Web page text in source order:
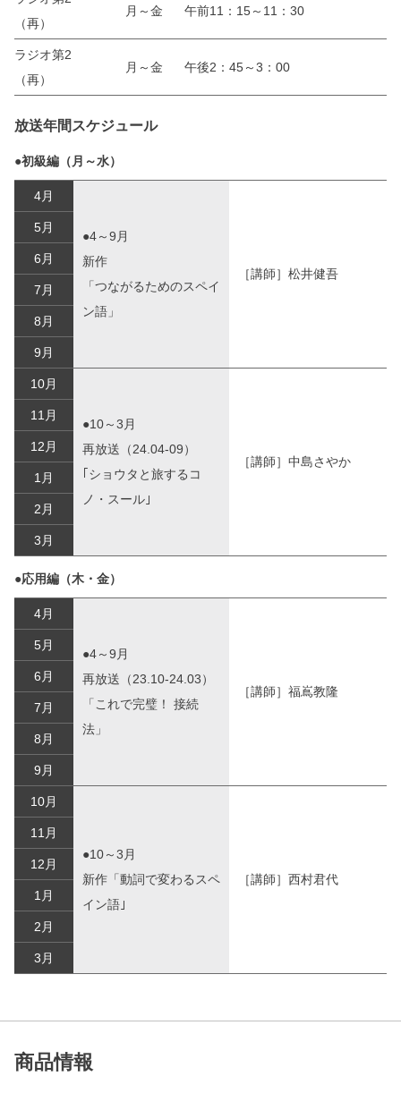
（再）
月～金 午前11：15～11：30
ラジオ第2
（再）
月～金 午後2：45～3：00
放送年間スケジュール
●初級編（月～水）
4月
●4～9月
新作
「つながるためのスペイ
ン語」
［講師］松井健吾
5月
6月
7月
8月
9月
10月
●10～3月
再放送（24.04-09）
｢ショウタと旅するコ
ノ・スール｣
［講師］中島さやか
11月
12月
1月
2月
3月
●応用編（木・金）
4月
●4～9月
再放送（23.10-24.03）
「これで完璧！ 接続
法」
［講師］福嶌教隆
5月
6月
7月
8月
9月
10月
●10～3月
新作「動詞で変わるスペ
イン語｣
［講師］西村君代
11月
12月
1月
2月
3月
商品情報